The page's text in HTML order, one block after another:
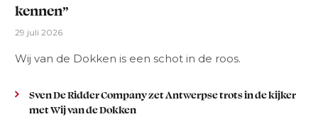
kennen”
29 juli 2026
Wij van de Dokken is een schot in de roos.
Sven De Ridder Company zet Antwerpse trots in de kijker
met Wij van de Dokken